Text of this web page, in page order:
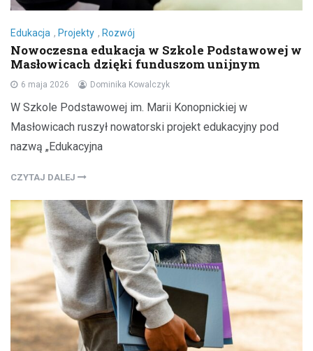
Edukacja , Projekty , Rozwój
Nowoczesna edukacja w Szkole Podstawowej w
Masłowicach dzięki funduszom unijnym
6 maja 2026 Dominika Kowalczyk
W Szkole Podstawowej im. Marii Konopnickiej w
Masłowicach ruszył nowatorski projekt edukacyjny pod
nazwą „Edukacyjna
CZYTAJ DALEJ